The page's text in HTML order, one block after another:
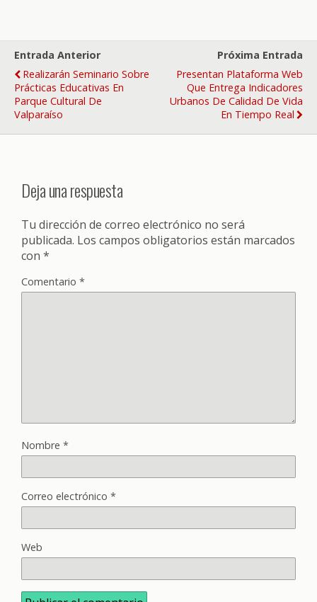
Entrada Anterior
Realizarán Seminario Sobre
Prácticas Educativas En
Parque Cultural De
Valparaíso
Próxima Entrada
Presentan Plataforma Web
Que Entrega Indicadores
Urbanos De Calidad De Vida
En Tiempo Real
Deja una respuesta
Tu dirección de correo electrónico no será
publicada. Los campos obligatorios están marcados
con *
Comentario *
Nombre *
Correo electrónico *
Web